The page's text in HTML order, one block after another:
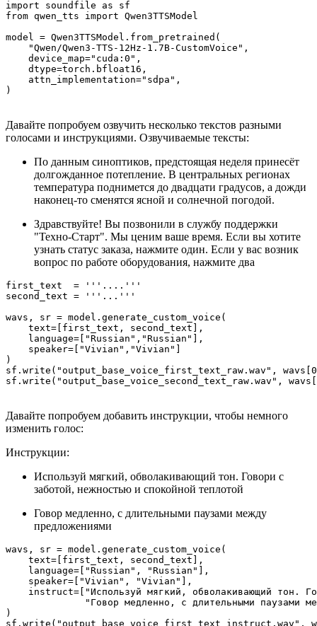
import soundfile as sf
from qwen_tts import Qwen3TTSModel
model = Qwen3TTSModel.from_pretrained(
    "Qwen/Qwen3-TTS-12Hz-1.7B-CustomVoice",
    device_map="cuda:0",
    dtype=torch.bfloat16,
    attn_implementation="sdpa",
)
Давайте попробуем озвучить несколько текстов разными
голосами и инструкциями. Озвучиваемые тексты:
По данным синоптиков, предстоящая неделя принесёт
долгожданное потепление. В центральных регионах
температура поднимется до двадцати градусов, а дожди
наконец-то сменятся ясной и солнечной погодой.
Здравствуйте! Вы позвонили в службу поддержки
"Техно-Старт". Мы ценим ваше время. Если вы хотите
узнать статус заказа, нажмите один. Если у вас возник
вопрос по работе оборудования, нажмите два
first_text  = '''....'''
second_text = '''...'''
wavs, sr = model.generate_custom_voice(
    text=[first_text, second_text],
    language=["Russian","Russian"],
    speaker=["Vivian","Vivian"]
)
sf.write("output_base_voice_first_text_raw.wav",
sf.write("output_base_voice_second_text_raw.wav",
Давайте попробуем добавить инструкции, чтобы немного
изменить голос:
Инструкции:
Используй мягкий, обволакивающий тон. Говори с
заботой, нежностью и спокойной теплотой
Говор медленно, с длительными паузами между
предложениями
wavs, sr = model.generate_custom_voice(
    text=[first_text, second_text],
    language=["Russian", "Russian"],
    speaker=["Vivian", "Vivian"],
instruct=["Используй мягкий, обволакивающий тон.
"Говор медленно, с длительными паузами
)
sf.write("output_base_voice_first_text_instruct.wav",